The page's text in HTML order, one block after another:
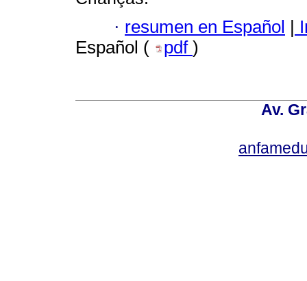
· resumen en Español
Español (
pdf )
Av.